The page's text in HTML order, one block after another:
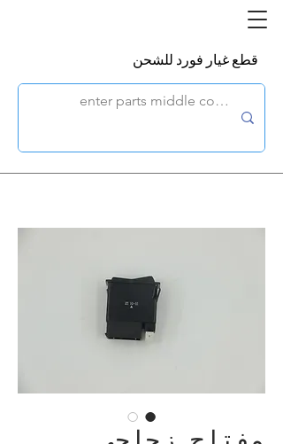
قطع غيار فورد للشحن